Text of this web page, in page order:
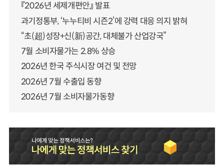
『2026년 세제개편안』 발표
과기정통부, ‘누누티비 시즌2’에 강력 대응 의지 밝혀
“초(超)성장+신(新)공간, 대체불가 산업강국”
7월 소비자물가는 2.8% 상승
2026년 한국 주식시장 여건 및 전망
2026년 7월 수출입 동향
2026년 7월 소비자물가동향